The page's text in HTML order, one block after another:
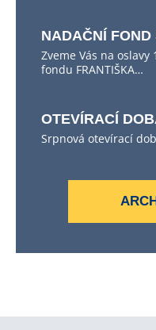
NADAČNÍ
Zveme Vás na
fondu FRANTIŠKA…
OTEVÍRACÍ
Srpnová otevírací